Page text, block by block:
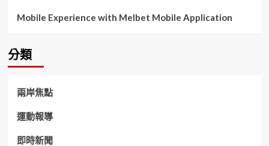
Mobile Experience with Melbet Mobile Application
分類
兩岸焦點
運動報導
即時新聞